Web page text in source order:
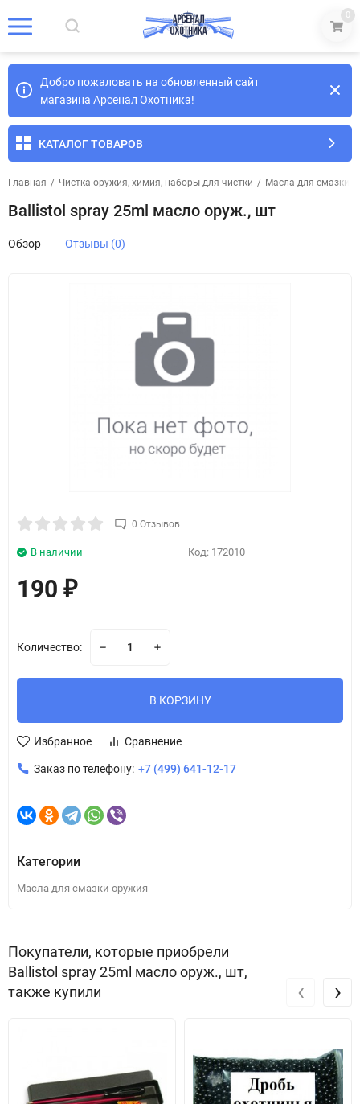
0
Добро пожаловать на обновленный сайт
магазина Арсенал Охотника!
КАТАЛОГ ТОВАРОВ
Главная / Чистка оружия, химия, наборы для чистки / Масла для смазки
Ballistol spray 25ml масло оруж., шт
Обзор Отзывы (0)
0 Отзывов
Код: 172010
В наличии
190 ₽
Количество:
В КОРЗИНУ
Избранное Сравнение
Заказ по телефону: +7 (499) 641-12-17
Категории
Масла для смазки оружия
Покупатели, которые приобрели
Ballistol spray 25ml масло оруж., шт,
также купили
‹ ›